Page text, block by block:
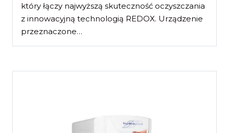
który łączy najwyższą skuteczność oczyszczania
z innowacyjną technologią REDOX. Urządzenie
przeznaczone…